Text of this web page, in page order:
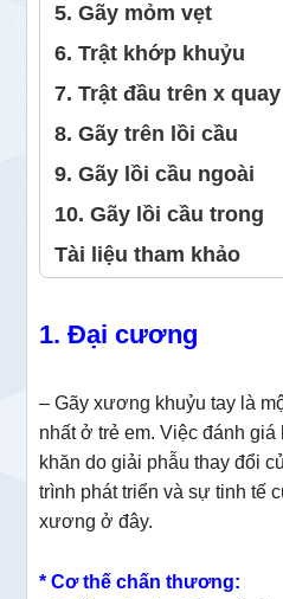
5. Gãy mỏm vẹt
6. Trật khớp khuỷu
7. Trật đầu trên x quay
8. Gãy trên lồi cầu
9. Gãy lồi cầu ngoài
10. Gãy lồi cầu trong
Tài liệu tham khảo
1. Đại cương
– Gãy xương khuỷu tay là
nhất ở trẻ em. Việc đánh giá
khăn do giải phẫu thay đổi
trình phát triển và sự tinh tế
xương ở đây.
* Cơ thế chấn thương: